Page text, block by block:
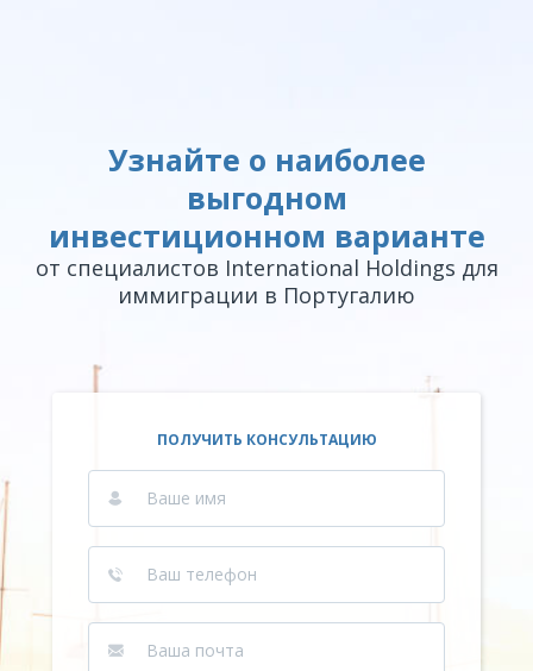
Узнайте о наиболее
выгодном
инвестиционном варианте
от специалистов International Holdings для
иммиграции в Португалию
ПОЛУЧИТЬ КОНСУЛЬТАЦИЮ